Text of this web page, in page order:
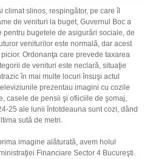
climat slinos, respingător, pe care îl
de venituri la buget, Guvernul Boc a
bugetele de asigurări sociale, de
veniturilor este normală, dar acest
Ordonanţa care prevede taxarea
de venituri este neclară, situaţie
în mai multe locuri însuşi actul
prezentau imagini cu cozile
casele de pensii şi ofiiciile de şomaj,
25 ale lunii întotdeauna sunt cozi, dând
sută de metri.
imagine alăturată, avem holul
Financiare Sector 4 Bucureşti.